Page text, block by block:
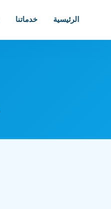
الرئيسية خدماتنا